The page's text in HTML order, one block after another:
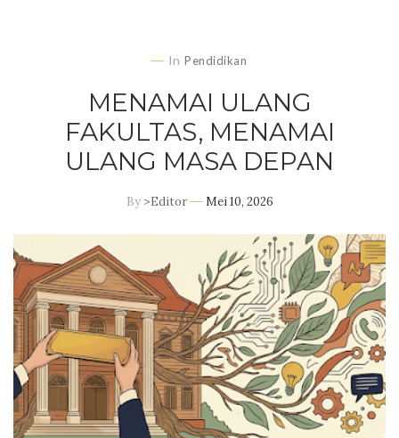
In Pendidikan
MENAMAI ULANG
FAKULTAS, MENAMAI
ULANG MASA DEPAN
By >Editor Mei 10, 2026